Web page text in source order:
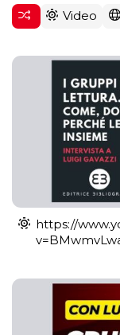
Video
https://